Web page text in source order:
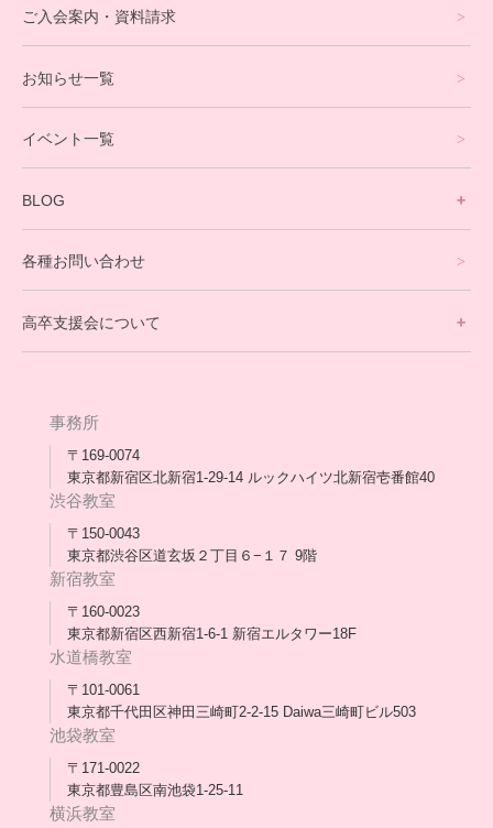
eスポーツコース
就労支援コース
英会話・海外留学コース
寮生活サポート
卒業生の今
アウトリーチ支援
[家庭訪問カウンセリング]
ご入会案内・資料請求
お知らせ一覧
イベント一覧
BLOG
保護者交流だより一覧
会長コラム一覧
各種お問い合わせ
高卒支援会について
メディア出演
スタッフ紹介
合格・進路実績
協力団体
理事長・会長あいさつ
保護者会
採用情報
事務所
〒169-0074
東京都新宿区北新宿1-29-14 ルックハイツ北新宿壱番館40
渋谷教室
〒150-0043
東京都渋谷区道玄坂２丁目６−１７ 9階
新宿教室
〒160-0023
東京都新宿区西新宿1-6-1 新宿エルタワー18F
水道橋教室
〒101-0061
東京都千代田区神田三崎町2-2-15 Daiwa三崎町ビル503
池袋教室
〒171-0022
東京都豊島区南池袋1-25-11
横浜教室